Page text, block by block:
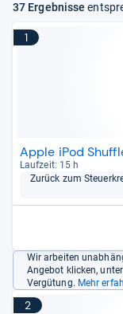
37 Ergebnisse
1
Apple iPod
Lauf­zeit: 15 h
Zurück zum
Wir arbeiten
Angebot klicken,
Vergütung. Mehr
2